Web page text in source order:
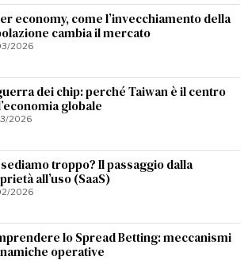
economy, come l’invecchiamento della
cambia il mercato
2026
dei chip: perché Taiwan è il centro
globale
2026
troppo? Il passaggio dalla
all’uso (SaaS)
2026
lo Spread Betting: meccanismi
operative